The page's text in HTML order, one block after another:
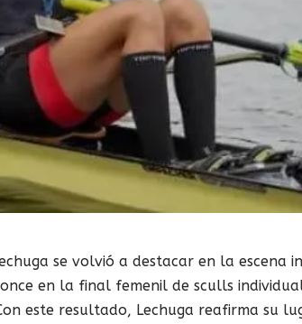
se volvió a destacar en la escena
en la final femenil de sculls
este resultado, Lechuga reafirma su